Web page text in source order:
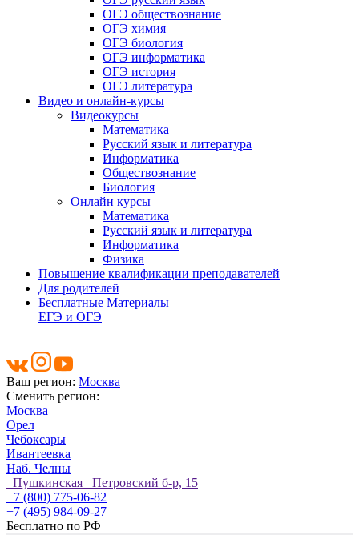
ОГЭ обществознание
ОГЭ химия
ОГЭ биология
ОГЭ информатика
ОГЭ история
ОГЭ литература
Видео и онлайн-курсы
Видеокурсы
Математика
Русский язык и литература
Информатика
Обществознание
Биология
Онлайн курсы
Математика
Русский язык и литература
Информатика
Физика
Повышение квалификации преподавателей
Для родителей
Бесплатные Материалы
ЕГЭ и ОГЭ
Ваш регион: Москва
Сменить регион:
Москва
Орел
Чебоксары
Ивантеевка
Наб. Челны
Пушкинская Петровский б-р, 15
+7 (800) 775-06-82
+7 (495) 984-09-27
Бесплатно по РФ